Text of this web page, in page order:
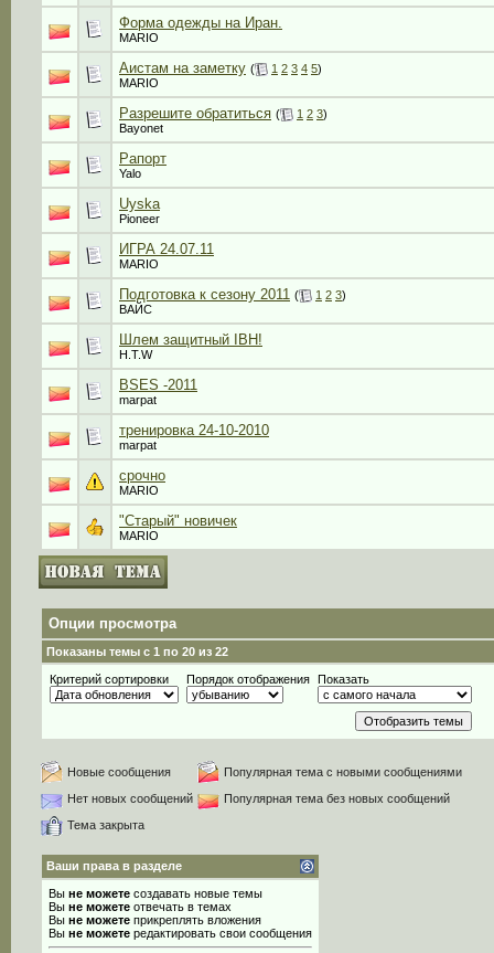
Форма одежды на Иран.
MARIO
Аистам на заметку ( 1 2 3 4 5)
MARIO
Разрешите обратиться ( 1 2 3)
Bayonet
Рапорт
Yalo
Uyska
Pioneer
ИГРА 24.07.11
MARIO
Подготовка к сезону 2011 ( 1 2 3)
ВАЙС
Шлем защитный IBH!
H.T.W
BSES -2011
marpat
тренировка 24-10-2010
marpat
срочно
MARIO
"Старый" новичек
MARIO
Опции просмотра
Показаны темы с 1 по 20 из 22
Критерий сортировки Порядок отображения Показать
Новые сообщения
Популярная тема с новыми сообщениями
Нет новых сообщений
Популярная тема без новых сообщений
Тема закрыта
Ваши права в разделе
Вы не можете создавать новые темы
Вы не можете отвечать в темах
Вы не можете прикреплять вложения
Вы не можете редактировать свои сообщения